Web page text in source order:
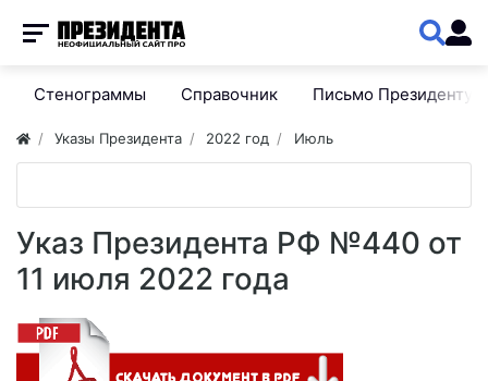
Стенограммы Справочник Письмо Президенту
Указы Президента 2022 год Июль
Указ Президента РФ №440 от
11 июля 2022 года